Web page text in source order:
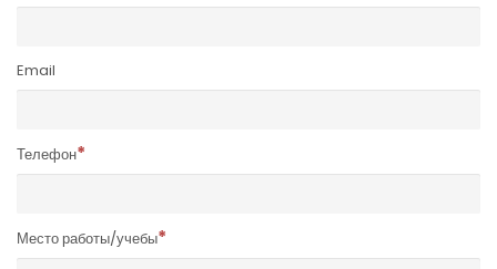
Email
Телефон
Место работы/учебы